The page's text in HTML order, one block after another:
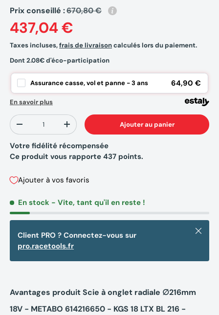
Prix conseillé :670,80 €
437,04 €
Taxes incluses,frais de livraisoncalculés lors du paiement.
Dont 2.08€ d'éco-participation
Assurance casse, vol et panne - 3 ans 64,90 €
En savoir plus
Qté
-
+ Ajouter au panier
Votre fidélité récompensée
Ce produit vous rapporte 437 points.
Ajouter à vos favoris
En stock - Vite, tant qu'il en reste !
Client PRO ? Connectez-vous sur
pro.racetools.fr
Fermer
Avantages produit Scie à onglet radiale ∅216mm
18V - METABO 614216650 - KGS 18 LTX BL 216 -